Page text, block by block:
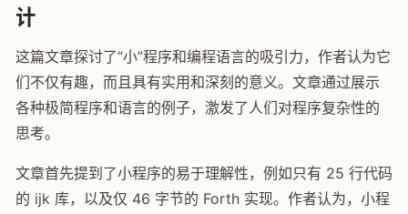
计
这篇文章探讨了“小”程序和编程语言的吸引力，作者认为它
们不仅有趣，而且具有实用和深刻的意义。文章通过展示
各种极简程序和语言的例子，激发了人们对程序复杂性的
思考。
文章首先提到了小程序的易于理解性，例如只有 25 行代码
的 ijk 库，以及仅 46 字节的 Forth 实现。作者认为，小程